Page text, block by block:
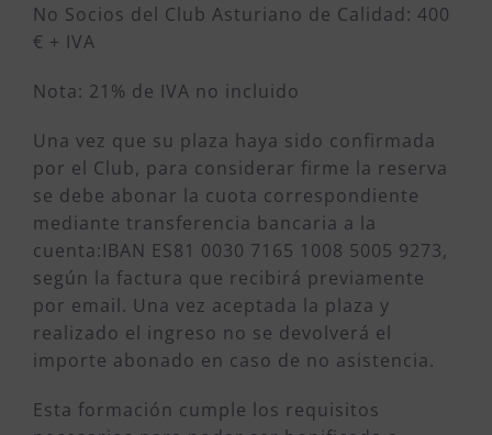
No Socios del Club Asturiano de Calidad: 400
€ + IVA
Nota: 21% de IVA no incluido
Una vez que su plaza haya sido confirmada
por el Club, para considerar firme la reserva
se debe abonar la cuota correspondiente
mediante transferencia bancaria a la
cuenta:IBAN ES81 0030 7165 1008 5005 9273,
según la factura que recibirá previamente
por email. Una vez aceptada la plaza y
realizado el ingreso no se devolverá el
importe abonado en caso de no asistencia.
Esta formación cumple los requisitos